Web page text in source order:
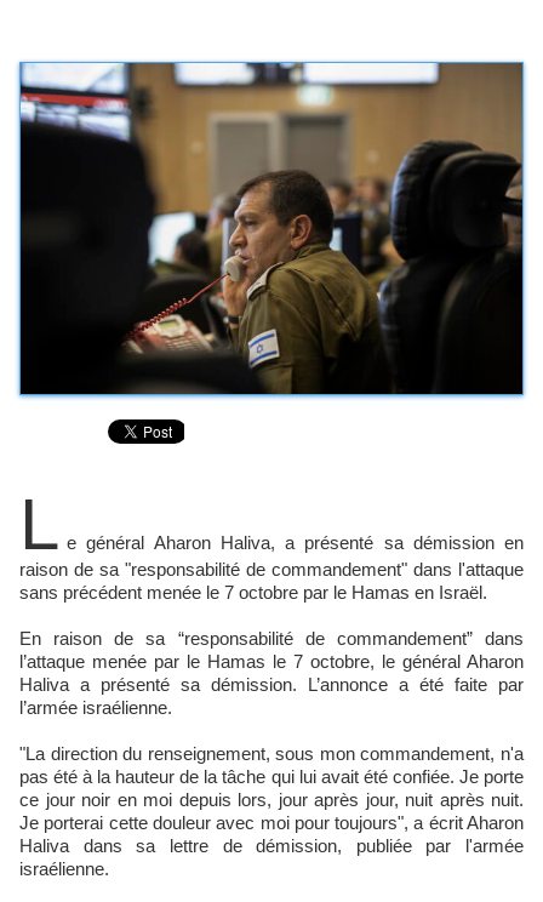
L e général Aharon Haliva, a présenté sa démission en
raison de sa "responsabilité de commandement" dans l'attaque
sans précédent menée le 7 octobre par le Hamas en Israël.
En raison de sa “responsabilité de commandement” dans
l’attaque menée par le Hamas le 7 octobre, le général Aharon
Haliva a présenté sa démission. L’annonce a été faite par
l’armée israélienne.
"La direction du renseignement, sous mon commandement, n'a
pas été à la hauteur de la tâche qui lui avait été confiée. Je porte
ce jour noir en moi depuis lors, jour après jour, nuit après nuit.
Je porterai cette douleur avec moi pour toujours", a écrit Aharon
Haliva dans sa lettre de démission, publiée par l'armée
israélienne.